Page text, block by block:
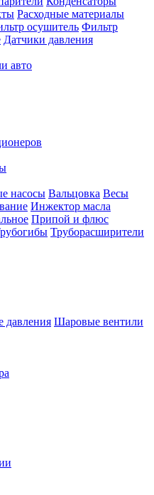
Расходные материалы
осушитель Фильтр
Датчики давления
авто
насосы Вальцовка Весы
Инжектор масла
Припой и флюс
Труборасширители
давления Шаровые вентили